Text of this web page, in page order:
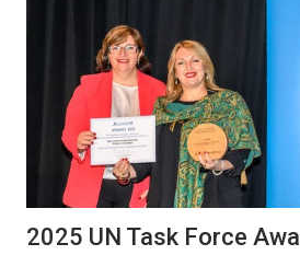
2025 UN Task Force